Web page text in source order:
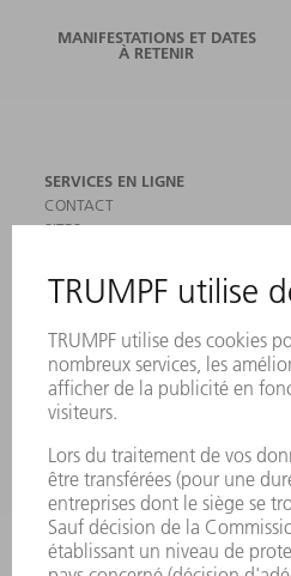
MANIFESTATIONS ET DATES
À RETENIR
SERVICES EN LIGNE
CONTACT
SITES
INSCRIPTION À LA NEWSLETTER
MYTRUMPF
PRODUITS
MACHINES & SYSTÈMES
LASER
ELECTRONIQUE DE PUISSANCE
OUTILS ÉLECTRIQUES
SMART FACTORY
LOGICIEL
SERVICES
APPLICATIONS
SECTEURS D'ACTIVITÉ